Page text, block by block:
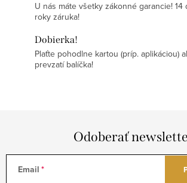
U nás máte všetky zákonné garancie!
roky záruka!
Dobierka!
Plaťte pohodlne kartou (príp. aplikáciou)
prevzatí balíčka!
Odoberať
Email